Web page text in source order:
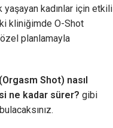
kadınlar için etkili
kliniğimde O-Shot
planlamayla
Shot) nasıl
ne kadar sürer? gibi